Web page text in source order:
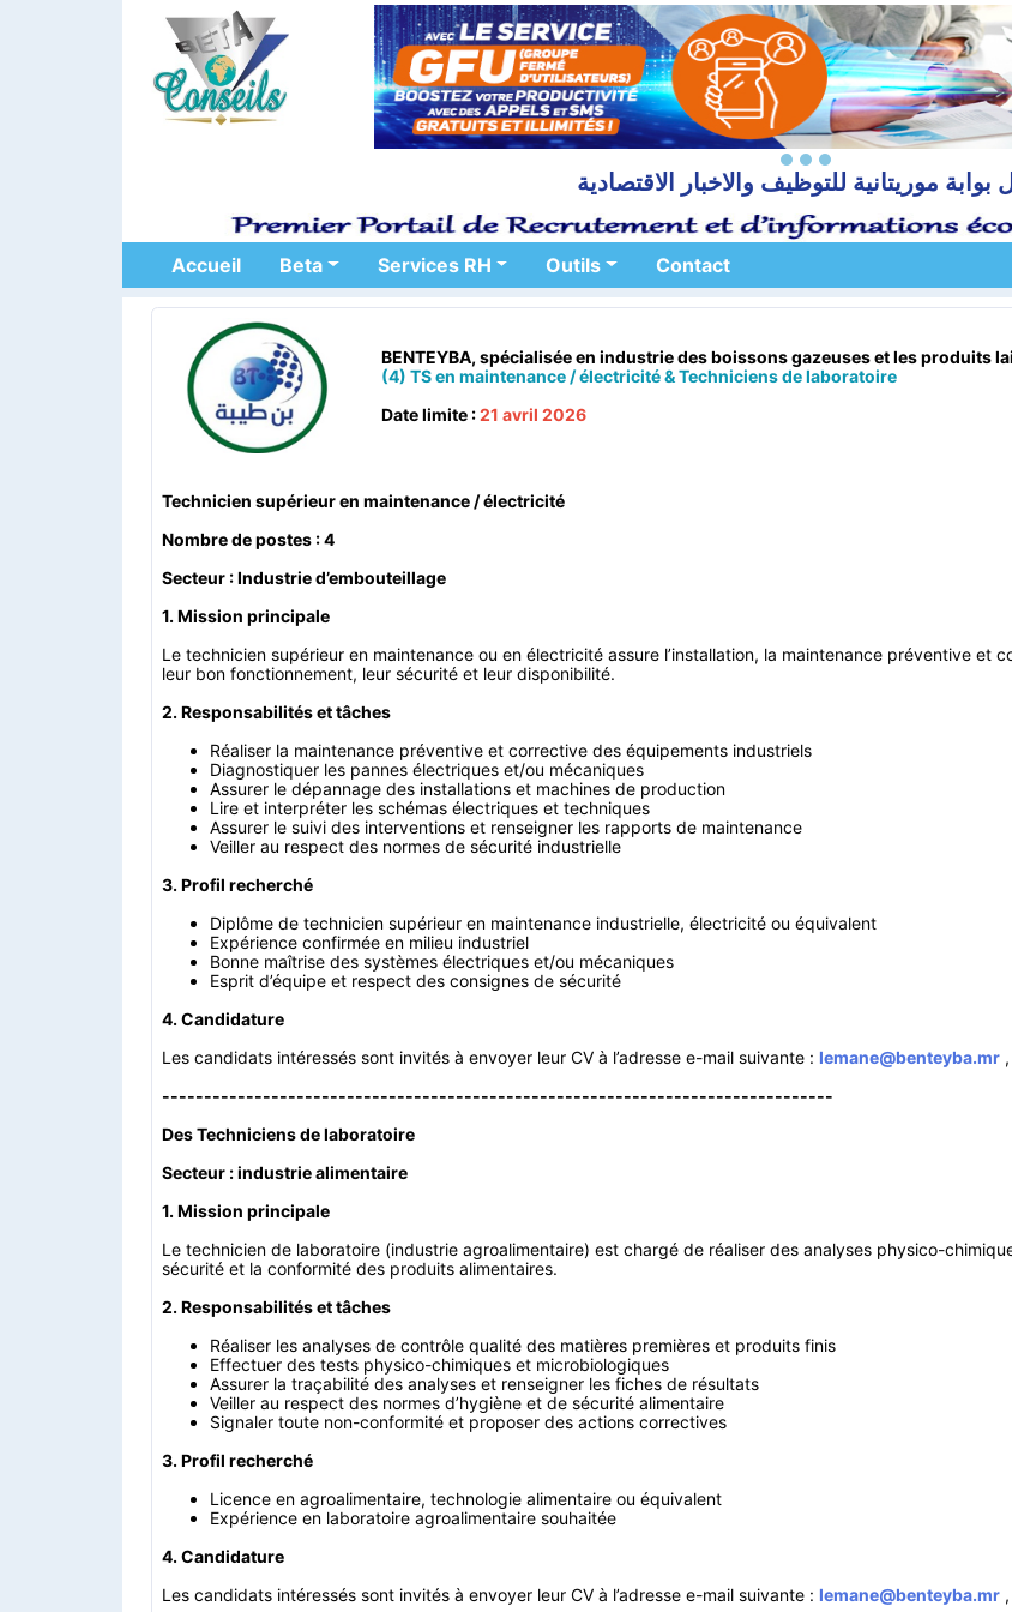
بوابة موريتانية للتوظيف والاخبار الاقتصادية
Accueil Beta Services RH Outils Contact
BENTEYBA, spécialisée en industrie des boissons gazeuses et les produits
(4) TS en maintenance / électricité & Techniciens de laboratoire
Date limite :21 avril 2026
Technicien supérieur en maintenance / électricité
Nombre de postes : 4
Secteur : Industrie d’embouteillage
1. Mission principale
Le technicien supérieur en maintenance ou en électricité assure l’installation, la maintenance préventive et
leur bon fonctionnement, leur sécurité et leur disponibilité.
2. Responsabilités et tâches
Réaliser la maintenance préventive et corrective des équipements industriels
Diagnostiquer les pannes électriques et/ou mécaniques
Assurer le dépannage des installations et machines de production
Lire et interpréter les schémas électriques et techniques
Assurer le suivi des interventions et renseigner les rapports de maintenance
Veiller au respect des normes de sécurité industrielle
3. Profil recherché
Diplôme de technicien supérieur en maintenance industrielle, électricité ou équivalent
Expérience confirmée en milieu industriel
Bonne maîtrise des systèmes électriques et/ou mécaniques
Esprit d’équipe et respect des consignes de sécurité
4. Candidature
Les candidats intéressés sont invités à envoyer leur CV à l’adresse e-mail suivante : lemane@benteyba.mr
--------------------------------------------------------------------------------
Des Techniciens de laboratoire
Secteur : industrie alimentaire
1. Mission principale
Le technicien de laboratoire (industrie agroalimentaire) est chargé de réaliser des analyses physico-
sécurité et la conformité des produits alimentaires.
2. Responsabilités et tâches
Réaliser les analyses de contrôle qualité des matières premières et produits finis
Effectuer des tests physico-chimiques et microbiologiques
Assurer la traçabilité des analyses et renseigner les fiches de résultats
Veiller au respect des normes d’hygiène et de sécurité alimentaire
Signaler toute non-conformité et proposer des actions correctives
3. Profil recherché
Licence en agroalimentaire, technologie alimentaire ou équivalent
Expérience en laboratoire agroalimentaire souhaitée
4. Candidature
Les candidats intéressés sont invités à envoyer leur CV à l’adresse e-mail suivante : lemane@benteyba.mr